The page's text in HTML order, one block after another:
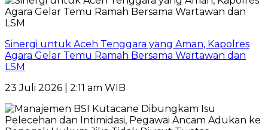
Sinergi untuk Aceh Tenggara yang Aman, Kapolres
Agara Gelar Temu Ramah Bersama Wartawan dan
LSM
23 Juli 2026 | 2:11 am WIB